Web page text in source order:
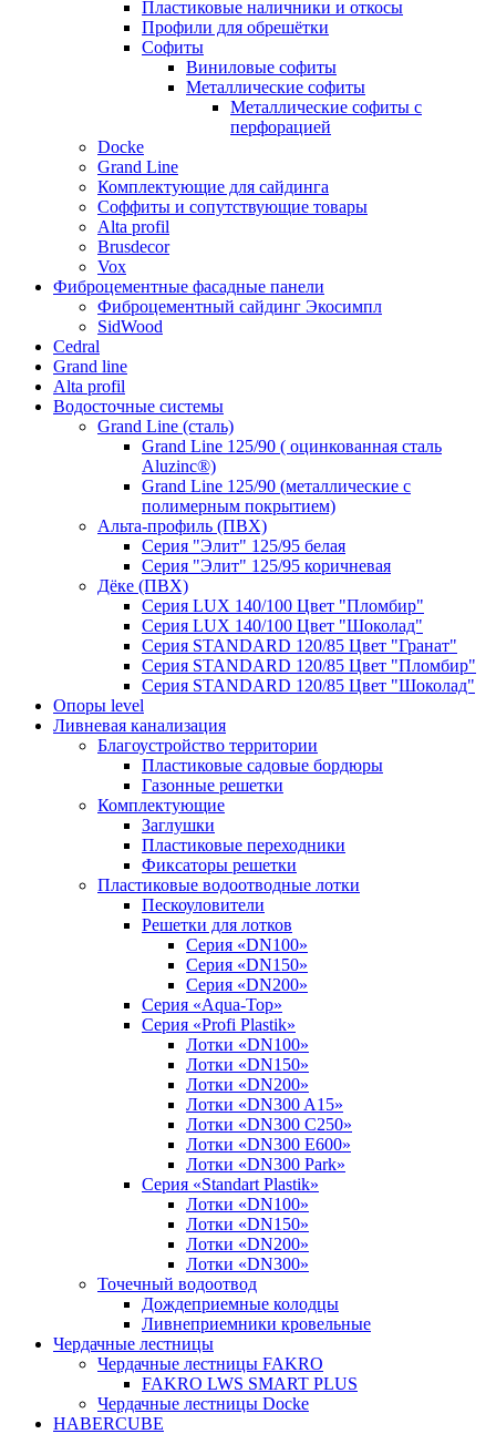
Пластиковые наличники и откосы
Профили для обрешётки
Софиты
Виниловые софиты
Металлические софиты
Металлические софиты с
перфорацией
Docke
Grand Line
Комплектующие для сайдинга
Соффиты и сопутствующие товары
Alta profil
Brusdecor
Vox
Фиброцементные фасадные панели
Фиброцементный сайдинг Экосимпл
SidWood
Cedral
Grand line
Аlta profil
Водосточные системы
Grand Line (сталь)
Grand Line 125/90 ( оцинкованная сталь
Aluzinc®)
Grand Line 125/90 (металлические с
полимерным покрытием)
Альта-профиль (ПВХ)
Серия "Элит" 125/95 белая
Серия "Элит" 125/95 коричневая
Дёке (ПВХ)
Серия LUX 140/100 Цвет "Пломбир"
Серия LUX 140/100 Цвет "Шоколад"
Серия STANDARD 120/85 Цвет "Гранат"
Серия STANDARD 120/85 Цвет "Пломбир"
Серия STANDARD 120/85 Цвет "Шоколад"
Опоры level
Ливневая канализация
Благоустройство территории
Пластиковые садовые бордюры
Газонные решетки
Комплектующие
Заглушки
Пластиковые переходники
Фиксаторы решетки
Пластиковые водоотводные лотки
Пескоуловители
Решетки для лотков
Серия «DN100»
Серия «DN150»
Серия «DN200»
Серия «Aqua-Top»
Серия «Profi Plastik»
Лотки «DN100»
Лотки «DN150»
Лотки «DN200»
Лотки «DN300 A15»
Лотки «DN300 C250»
Лотки «DN300 E600»
Лотки «DN300 Park»
Серия «Standart Plastik»
Лотки «DN100»
Лотки «DN150»
Лотки «DN200»
Лотки «DN300»
Точечный водоотвод
Дождеприемные колодцы
Ливнеприемники кровельные
Чердачные лестницы
Чердачные лестницы FAKRO
FAKRO LWS SMART PLUS
Чердачные лестницы Docke
HABERCUBE